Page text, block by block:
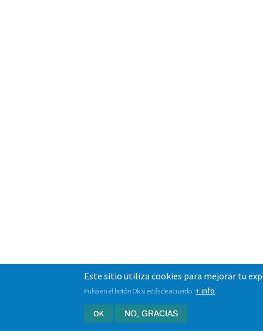
Este sitio utiliza cookies para mejorar tu
Pulsa en el botón Ok si estás de acuerdo. + info
OK NO, GRACIAS